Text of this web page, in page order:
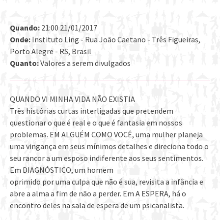
Quando: 21:00 21/01/2017
Onde: Instituto Ling - Rua João Caetano - Três Figueiras,
Porto Alegre - RS, Brasil
Quanto:Valores a serem divulgados
QUANDO VI MINHA VIDA NÃO EXISTIA
Três histórias curtas interligadas que pretendem
questionar o que é real e o que é fantasia em nossos
problemas. EM ALGUÉM COMO VOCÊ, uma mulher planeja
uma vingança em seus mínimos detalhes e direciona todo o
seu rancor a um esposo indiferente aos seus sentimentos.
Em DIAGNÓSTICO, um homem
oprimido por uma culpa que não é sua, revisita a infância e
abre a alma a fim de não a perder. Em A ESPERA, há o
encontro deles na sala de espera de um psicanalista.